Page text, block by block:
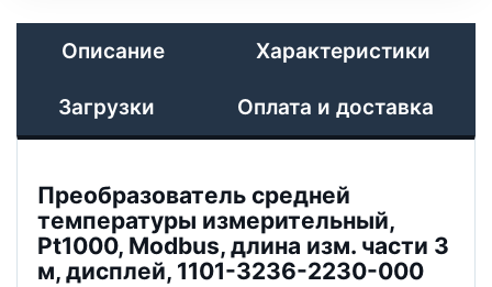
Описание Характеристики
Загрузки Оплата и доставка
Преобразователь средней
температуры измерительный,
Pt1000, Modbus, длина изм. части 3
м, дисплей, 1101-3236-2230-000